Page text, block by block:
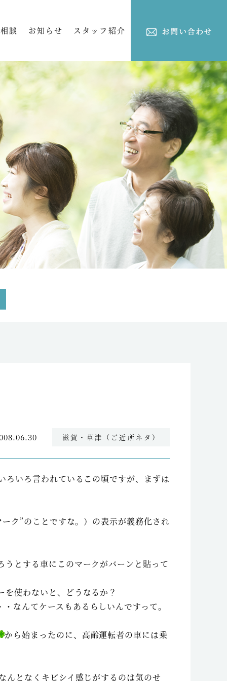
談 お知らせ スタッフ紹介
滋賀・草津（ご近所ネタ）
いろ言われているこの頃ですが、まずは
ク”のことですな。）の表示が義務化され
とする車にこのマークがバーンと貼って
使わないと、どうなるか？
・なんてケースもあるらしいんですって。
から始まったのに、高齢運転者の車には乗
んとなくキビシイ感じがするのは気のせ